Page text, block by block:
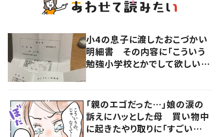
小4の息子に渡したおこづかい
明細書 その内容に「こういう
勉強小学校とかでして欲しい」
「親のエゴだった…」娘の涙の
訴えにハッとした母 買い物中
に起きたやり取りに「すごい分